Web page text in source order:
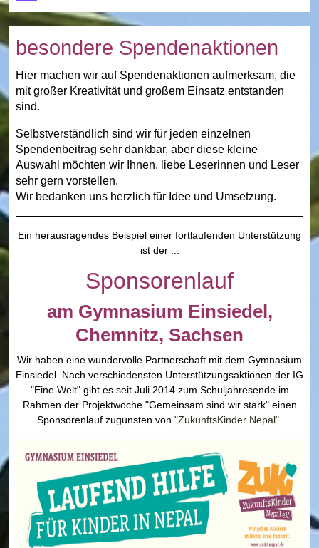
besondere Spendenaktionen
Hier machen wir auf Spendenaktionen aufmerksam, die
mit großer Kreativität und großem Einsatz entstanden
sind.
Selbstverständlich sind wir für jeden einzelnen
Spendenbeitrag sehr dankbar, aber diese kleine
Auswahl möchten wir Ihnen, liebe Leserinnen und Leser
sehr gern vorstellen.
Wir bedanken uns herzlich für Idee und Umsetzung.
Ein herausragendes Beispiel einer fortlaufenden Unterstützung
ist der ...
Sponsorenlauf
am Gymnasium Einsiedel,
Chemnitz, Sachsen
Wir haben eine wundervolle Partnerschaft mit dem Gymnasium
Einsiedel. Nach verschiedensten Unterstützungsaktionen der IG
"Eine Welt" gibt es seit Juli 2014 zum Schuljahresende im
Rahmen der Projektwoche "Gemeinsam sind wir stark" einen
Sponsorenlauf zugunsten von "ZukunftsKinder Nepal".